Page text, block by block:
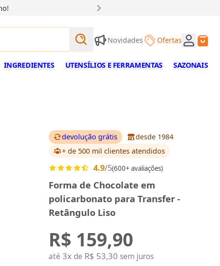
Buscar produtos
Buscar
Novidades Ofertas
INGREDIENTES UTENSÍLIOS E FERRAMENTAS SAZONAIS
devolução grátis
desde 1984
+ de 500 mil clientes atendidos
4.9/5(600+ avaliações)
Forma de Chocolate em
policarbonato para Transfer -
Retângulo Liso
R$ 159,90
até3x de R$ 53,30 sem juros